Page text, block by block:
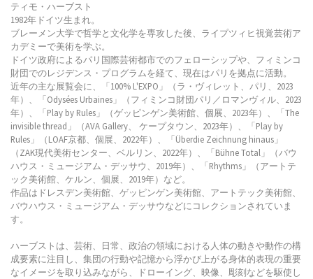
ティモ・ハーブスト
1982年ドイツ生まれ。
ブレーメン大学で哲学と文化学を専攻した後、ライプツィヒ視覚芸術ア
カデミーで美術を学ぶ。
ドイツ政府によるパリ国際芸術都市でのフェローシップや、フィミンコ
財団でのレジデンス・プログラムを経て、現在はパリを拠点に活動。
近年の主な展覧会に、「100% L'EXPO」（ラ・ヴィレット、パリ、2023
年）、「Odysées Urbaines」（フィミンコ財団パリ／ロマンヴィル、2023
年）、「Play by Rules」（ゲッピンゲン美術館、個展、2023年）、「The
invisible thread」（AVA Gallery、 ケープタウン、2023年）、「Play by
Rules」（LOAF京都、個展、2022年）、「Überdie Zeichnung hinaus」
（ZAK現代美術センター、ベルリン、2022年）、「Bühne Total」（バウ
ハウス・ミュージアム・デッサウ、2019年）、「Rhythms」（アートテ
ック美術館、ケルン、個展、2019年）など。
作品はドレスデン美術館、ゲッピンゲン美術館、アートテック美術館、
バウハウス・ミュージアム・デッサウなどにコレクションされていま
す。
ハーブストは、芸術、日常、政治の領域における人体の動きや動作の構
成要素に注目し、集団の行動や記憶から浮かび上がる身体的表現の重要
なイメージを取り込みながら、ドローイング、映像、彫刻などを駆使し